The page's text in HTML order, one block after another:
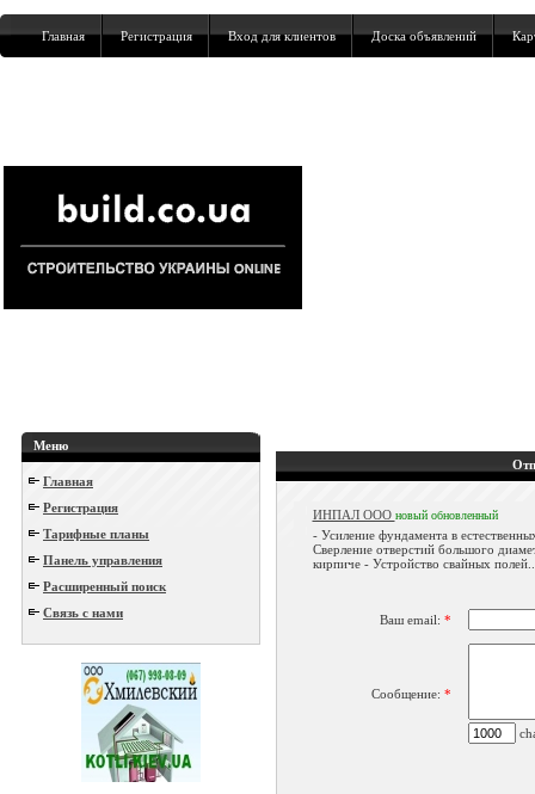
Главная Регистрация Вход для клиентов Доска объявлений
Меню
Главная
Регистрация
Тарифные планы
Панель управления
Расширенный поиск
Связь с нами
ИНПАЛ ООО новый обновленный
- Усиление фундамента в
Сверление отверстий большого
кирпиче - Устройство свайных
Ваш email: *
Сообщение: *